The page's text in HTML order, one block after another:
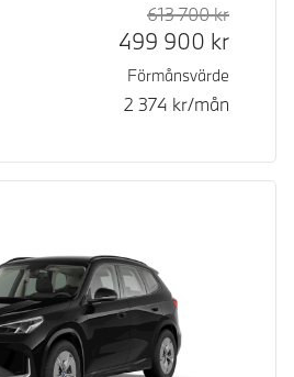
Rek.
613 700kr
499 900 kr
Förmånsvärde
2 374 kr/mån